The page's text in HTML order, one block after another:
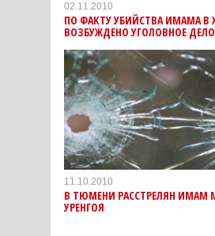
02.11.2010
ПО ФАКТУ УБИЙСТВА ИМАМА В
ВОЗБУЖДЕНО УГОЛОВНОЕ ДЕЛО
11.10.2010
В ТЮМЕНИ РАССТРЕЛЯН ИМАМ
УРЕНГОЯ